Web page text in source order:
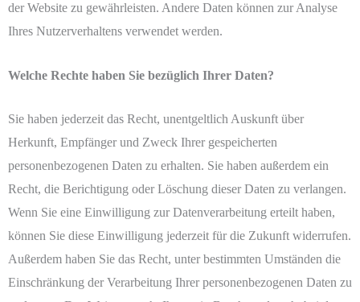
der Website zu gewährleisten. Andere Daten können zur Analyse
Ihres Nutzerverhaltens verwendet werden.
Welche Rechte haben Sie bezüglich Ihrer Daten?
Sie haben jederzeit das Recht, unentgeltlich Auskunft über
Herkunft, Empfänger und Zweck Ihrer gespeicherten
personenbezogenen Daten zu erhalten. Sie haben außerdem ein
Recht, die Berichtigung oder Löschung dieser Daten zu verlangen.
Wenn Sie eine Einwilligung zur Datenverarbeitung erteilt haben,
können Sie diese Einwilligung jederzeit für die Zukunft widerrufen.
Außerdem haben Sie das Recht, unter bestimmten Umständen die
Einschränkung der Verarbeitung Ihrer personenbezogenen Daten zu